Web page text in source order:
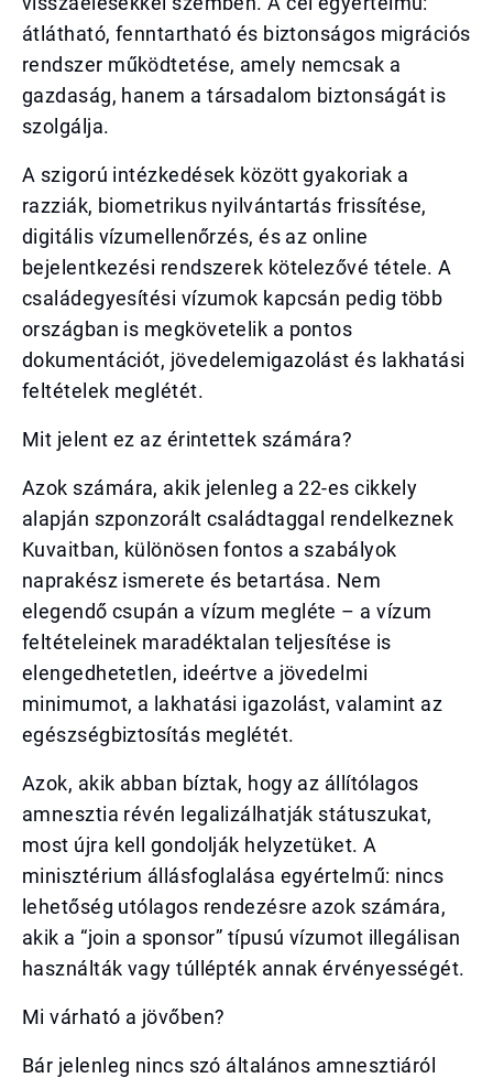
átlátható, fenntartható és biztonságos migrációs
rendszer működtetése, amely nemcsak a
gazdaság, hanem a társadalom biztonságát is
szolgálja.
A szigorú intézkedések között gyakoriak a
razziák, biometrikus nyilvántartás frissítése,
digitális vízumellenőrzés, és az online
bejelentkezési rendszerek kötelezővé tétele. A
családegyesítési vízumok kapcsán pedig több
országban is megkövetelik a pontos
dokumentációt, jövedelemigazolást és lakhatási
feltételek meglétét.
Mit jelent ez az érintettek számára?
Azok számára, akik jelenleg a 22-es cikkely
alapján szponzorált családtaggal rendelkeznek
Kuvaitban, különösen fontos a szabályok
naprakész ismerete és betartása. Nem
elegendő csupán a vízum megléte – a vízum
feltételeinek maradéktalan teljesítése is
elengedhetetlen, ideértve a jövedelmi
minimumot, a lakhatási igazolást, valamint az
egészségbiztosítás meglétét.
Azok, akik abban bíztak, hogy az állítólagos
amnesztia révén legalizálhatják státuszukat,
most újra kell gondolják helyzetüket. A
minisztérium állásfoglalása egyértelmű: nincs
lehetőség utólagos rendezésre azok számára,
akik a “join a sponsor” típusú vízumot illegálisan
használták vagy túllépték annak érvényességét.
Mi várható a jövőben?
Bár jelenleg nincs szó általános amnesztiáról